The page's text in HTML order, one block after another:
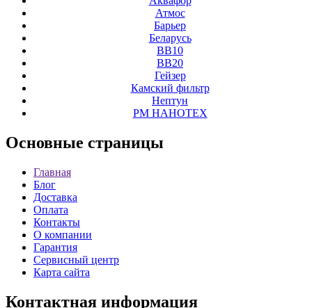
Атмос
Барьер
Беларусь
ВВ10
ВВ20
Гейзер
Камский фильтр
Нептун
РМ НАНОТЕХ
Основные страницы
Главная
Блог
Доставка
Оплата
Контакты
О компании
Гарантия
Сервисный центр
Карта сайта
Контактная информация